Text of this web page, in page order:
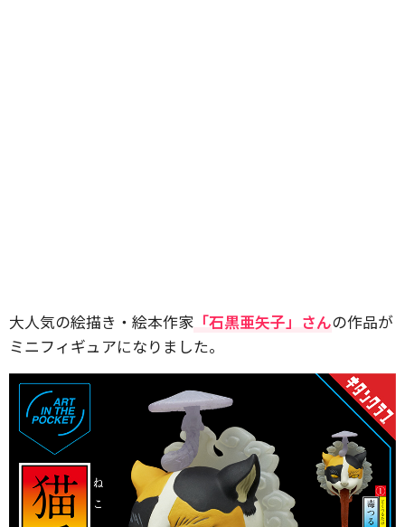
大人気の絵描き・絵本作家 「石黒亜矢子」さんの作品が
ミニフィギュアになりました。